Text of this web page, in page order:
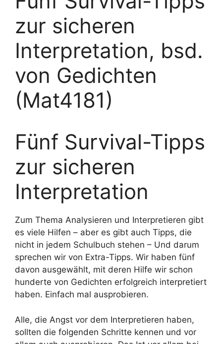
zur sicheren
Interpretation, bsd.
von Gedichten
(Mat4181)
Fünf Survival-Tipps
zur sicheren
Interpretation
Zum Thema Analysieren und Interpretieren gibt
es viele Hilfen – aber es gibt auch Tipps, die
nicht in jedem Schulbuch stehen – Und darum
sprechen wir von Extra-Tipps. Wir haben fünf
davon ausgewählt, mit deren Hilfe wir schon
hunderte von Gedichten erfolgreich interpretiert
haben. Einfach mal ausprobieren.
Alle, die Angst vor dem Interpretieren haben,
sollten die folgenden Schritte kennen und vor